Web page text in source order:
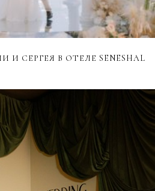
СЕРГЕЯ В ОТЕЛЕ SENESHAL